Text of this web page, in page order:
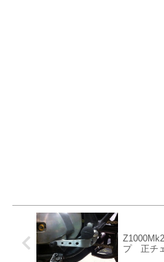
プ 正チ